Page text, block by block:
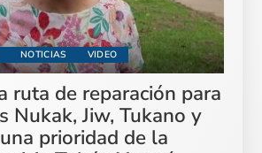
NOTICIAS VIDEO
ruta de reparación para
Nukak, Jiw, Tukano y
prioridad de la